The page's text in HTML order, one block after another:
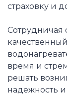
страховку и
Сотрудничая
время и
решать
надежность